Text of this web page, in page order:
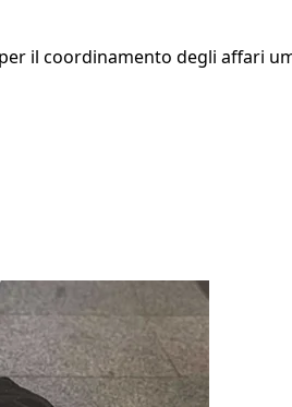
il coordinamento degli affari